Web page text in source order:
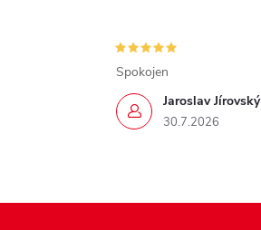
Jaroslav Jírovský
30.7.2026
Spokojen